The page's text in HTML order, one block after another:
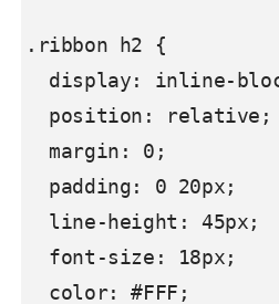
.ribbon h2 {